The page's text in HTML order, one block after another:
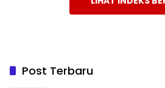
Post Terbaru